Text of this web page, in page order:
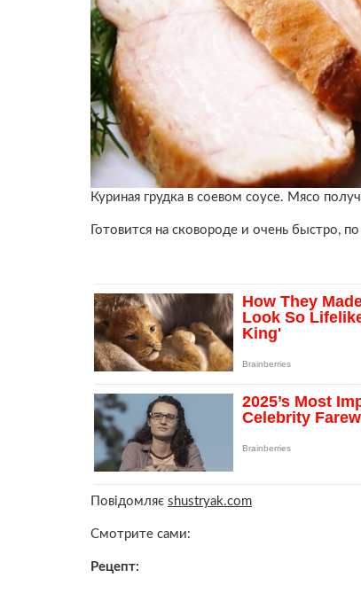
Куриная грудка в соевом соусе. Мясо
Готовится на сковороде и очень быстро,
Повідомляє shustryak.com
Смотрите сами:
Рецепт: